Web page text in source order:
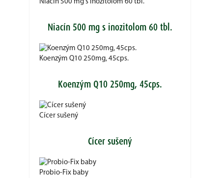
Niacín 500 mg s inozitolom 60 tbl.
Niacín 500 mg s inozitolom 60 tbl.
Koenzým Q10 250mg, 45cps.
Koenzým Q10 250mg, 45cps.
Cícer sušený
Cícer sušený
Probio-Fix baby